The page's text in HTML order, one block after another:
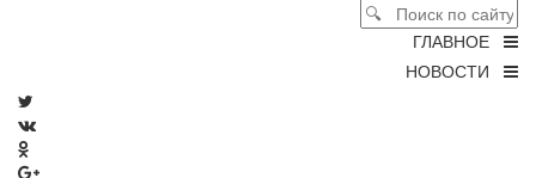
ГЛАВНОЕ
НОВОСТИ